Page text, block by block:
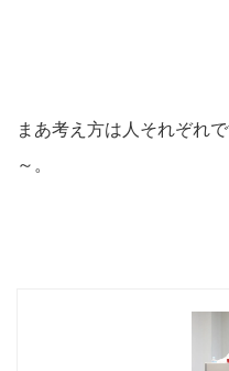
まあ考え方は人それぞれ
～。